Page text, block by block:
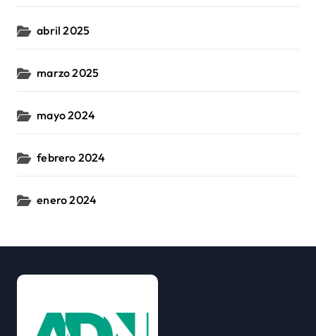
abril 2025
marzo 2025
mayo 2024
febrero 2024
enero 2024